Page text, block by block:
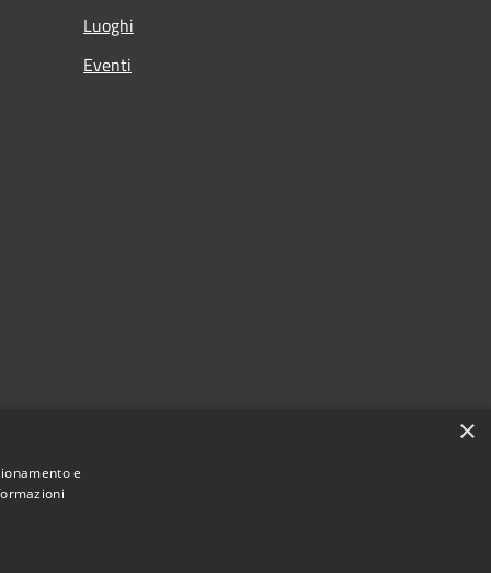
Luoghi
Eventi
×
e